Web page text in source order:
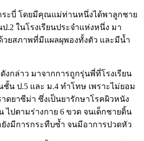
ระบี่ โดยมีคุณแม่ท่านหนึ่งได้พาลูกชาย
.2 ในโรงเรียนประจำแห่งหนึ่ง มา
วยสภาพที่มีแผลผุพองทั้งตัว และมีน้ำ
งกล่าว มาจากการถูกรุ่นพี่ที่โรงเรียน
ชั้น ป.5 และ ม.4 ทำโทษ เพราะไม่ยอม
ดยาซีม่า ซึ่งเป็นยารักษาโรคผิวหนัง
ไปตามร่างกาย 6 ขวด จนเด็กชายดิ้น
งมีการกระทืบซ้ำ จนมีอาการปวดหัว